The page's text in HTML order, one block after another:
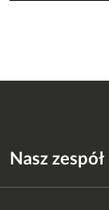
Nasz zespół